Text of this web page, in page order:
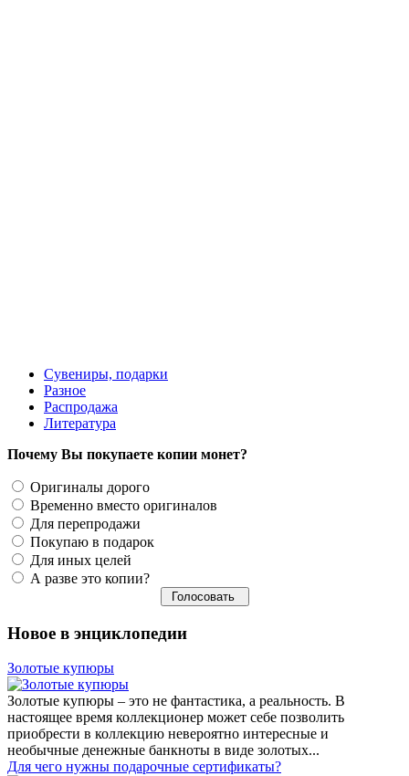
Сувениры, подарки
Разное
Распродажа
Литература
Почему Вы покупаете копии монет?
Оригиналы дорого
Временно вместо оригиналов
Для перепродажи
Покупаю в подарок
Для иных целей
А разве это копии?
Новое в энциклопедии
Золотые купюры
Золотые купюры – это не фантастика, а реальность. В
настоящее время коллекционер может себе позволить
приобрести в коллекцию невероятно интересные и
необычные денежные банкноты в виде золотых...
​Для чего нужны подарочные сертификаты?